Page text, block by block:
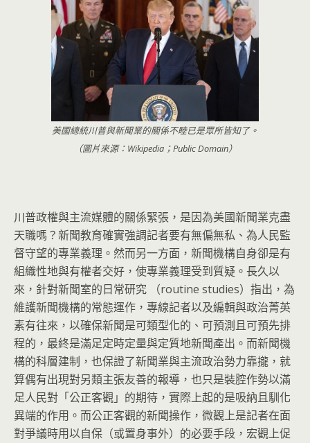
美國總統川普與新聞業的關係不睦已是眾所皆知了。
（圖片來源：Wikipedia；Public Domain）
川普政權與主流媒體的關係緊張，是因為美國新聞業克盡
天職嗎？新聞教育確實強調記者要有無偏無私、為人民監
督守望的專業義理。 然而另一方面，新聞機構自身卻是有
組織性地與有權者交好， 使專業義理受到質疑。長久以
來，針對新聞室的日常研究 （routine studies）指出，為
維護新聞機構的常態運作， 專線記者以及編輯與政治菁英
素有往來，以確保新聞是可類型化的、 可預測且可預先排
程的，最終是滿足定時定量與定質地新聞產出。 而新聞機
構的科層建制，也保證了新聞業與主流政治勢力靠攏， 就
算偶有出現對另類主張友善的報導， 也只是裝腔作勢以滿
足人民對「公正客觀」的期待， 實際上起的是吸納且馴化
異端的作用。而公正客觀的新聞操作， 微觀上是記者在面
對爭議時用以自保（或置身事外）的必要手段， 宏觀上促